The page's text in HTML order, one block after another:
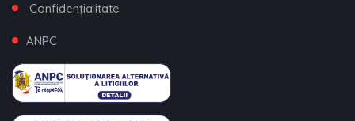
Confidențialitate
ANPC